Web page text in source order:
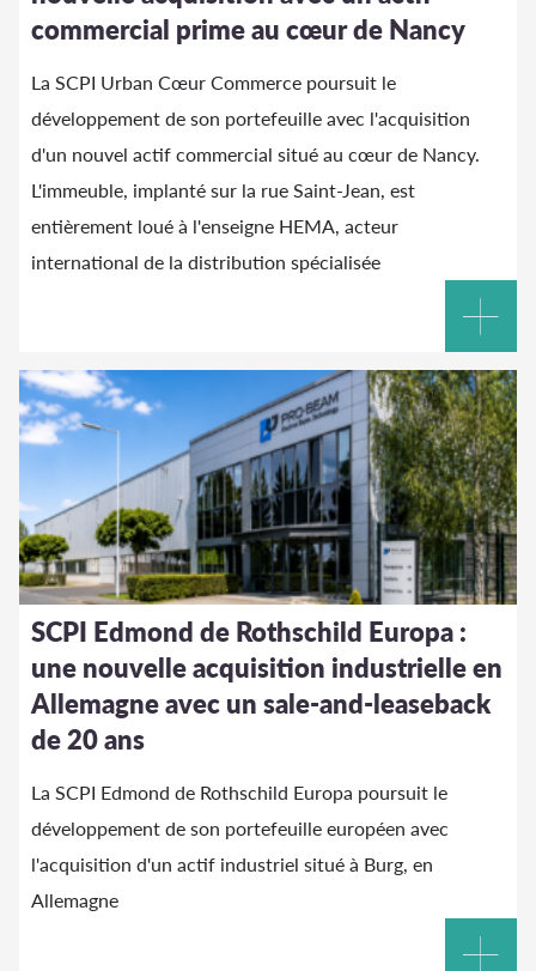
commercial prime au cœur de Nancy
La SCPI Urban Cœur Commerce poursuit le
développement de son portefeuille avec l'acquisition
d'un nouvel actif commercial situé au cœur de Nancy.
L'immeuble, implanté sur la rue Saint-Jean, est
entièrement loué à l'enseigne HEMA, acteur
international de la distribution spécialisée
SCPI Edmond de Rothschild Europa :
une nouvelle acquisition industrielle en
Allemagne avec un sale-and-leaseback
de 20 ans
La SCPI Edmond de Rothschild Europa poursuit le
développement de son portefeuille européen avec
l'acquisition d'un actif industriel situé à Burg, en
Allemagne